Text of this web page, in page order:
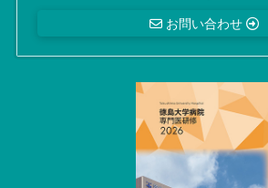
お問い合わせ